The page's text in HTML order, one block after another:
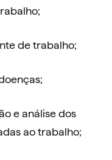
de trabalho;
e análise dos
ao trabalho;